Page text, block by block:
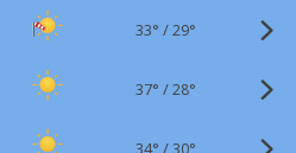
33° /29°
37° /28°
34° /30°